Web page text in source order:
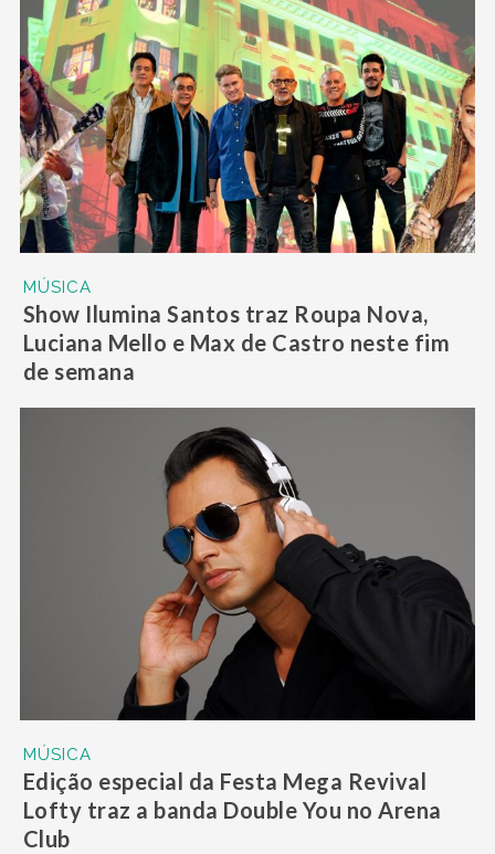
MÚSICA
Show Ilumina Santos traz Roupa Nova,
Luciana Mello e Max de Castro neste fim
de semana
MÚSICA
Edição especial da Festa Mega Revival
Lofty traz a banda Double You no Arena
Club